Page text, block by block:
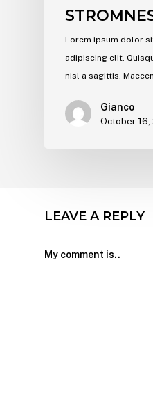
Lorem ipsum dolor
adipiscing elit.
nisl a sagittis.
Gianco
October 16,
LEAVE A REPLY
My comment is..